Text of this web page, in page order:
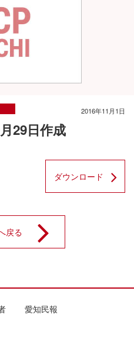
2016年11月1日
29日作成
ダウンロード
戻る
愛知民報